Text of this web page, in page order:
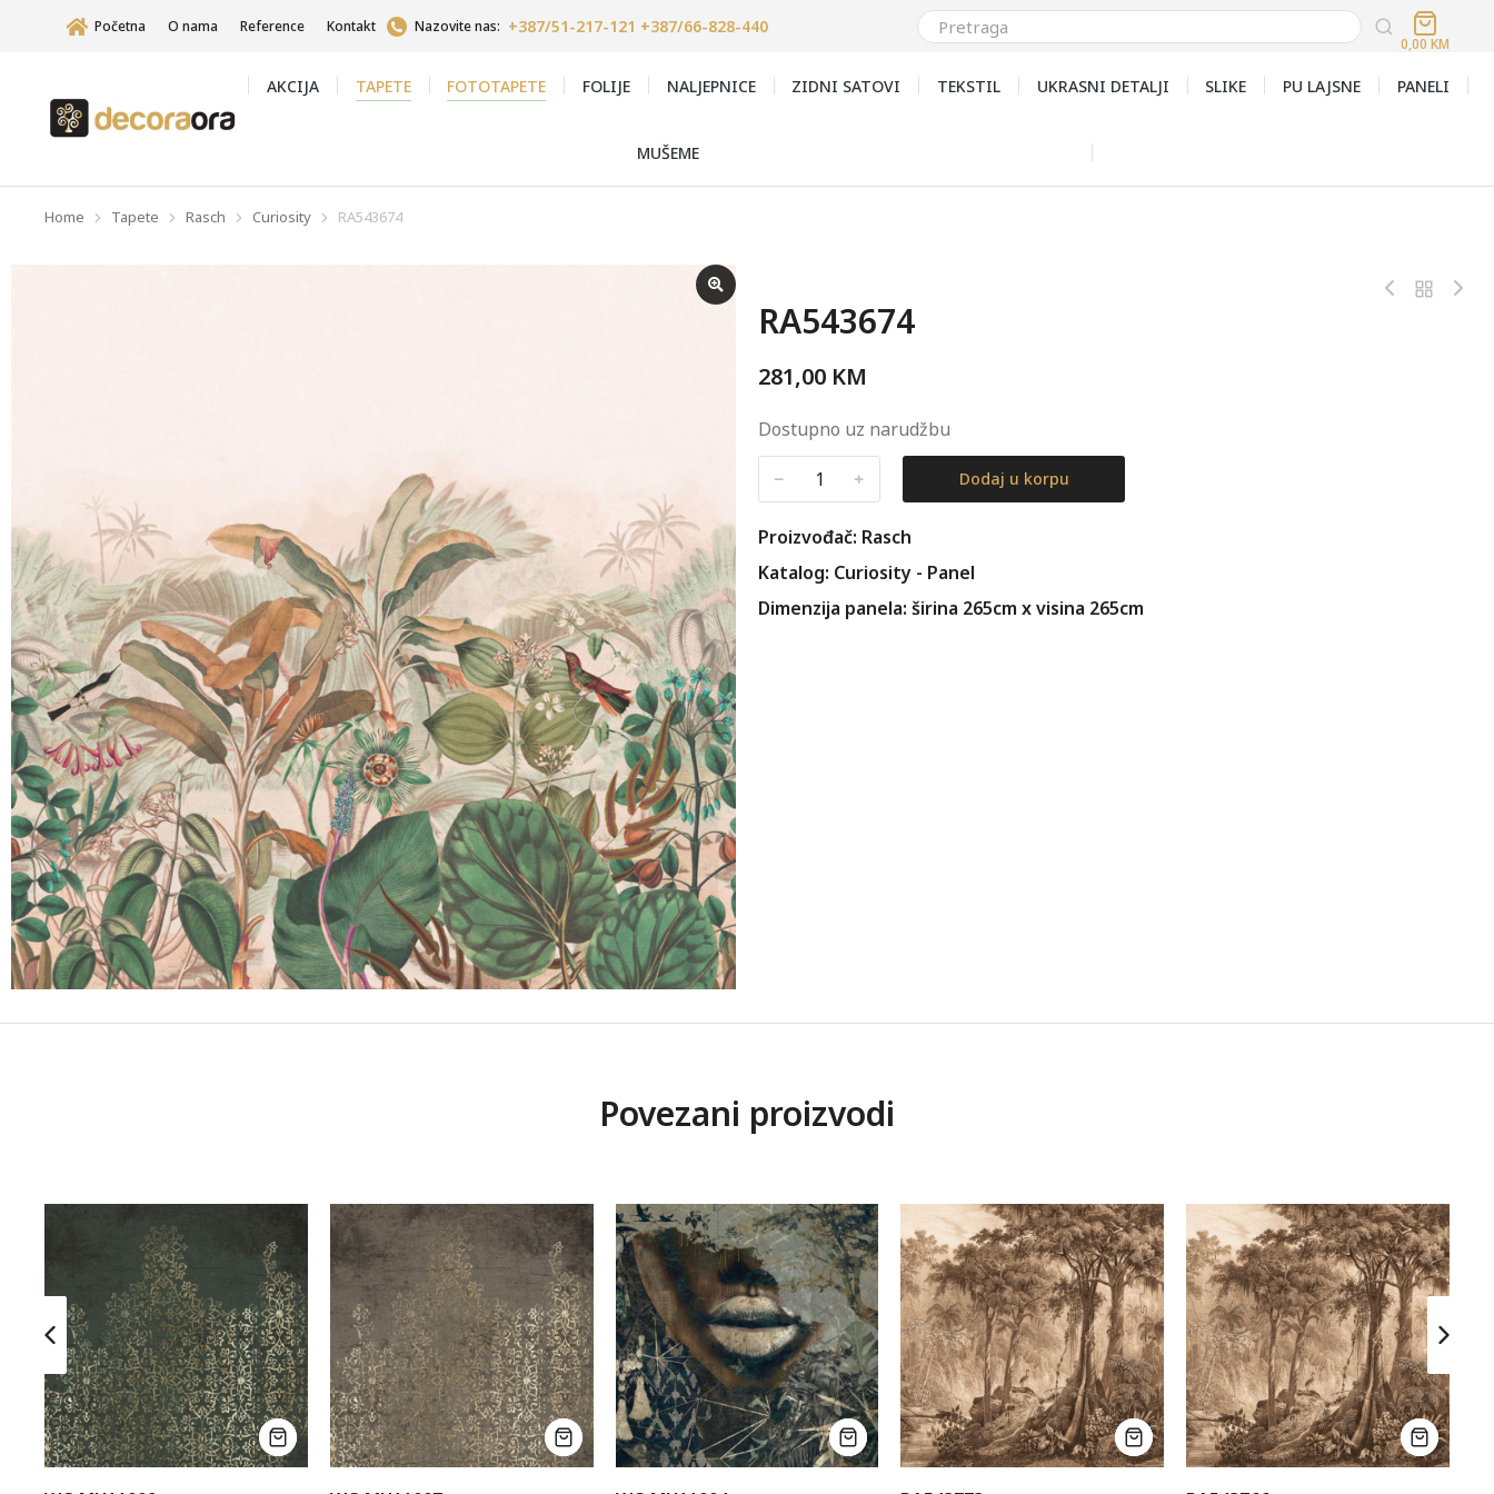
Početna O nama Reference Kontakt Nazovite nas: +387/51-217-121 +387/66-828-440
0,00 KM
AKCIJA TAPETE FOTOTAPETE FOLIJE NALJEPNICE ZIDNI SATOVI TEKSTIL UKRASNI DETALJI SLIKE PU LAJSNE PANELI
MUŠEME
You are here:
Home Tapete Rasch Curiosity RA543674
RA543674
281,00 KM
Dostupno uz narudžbu
﹣ ﹢ Dodaj u korpu
Proizvođač: Rasch
Katalog: Curiosity - Panel
Dimenzija panela: širina 265cm x visina 265cm
Povezani proizvodi